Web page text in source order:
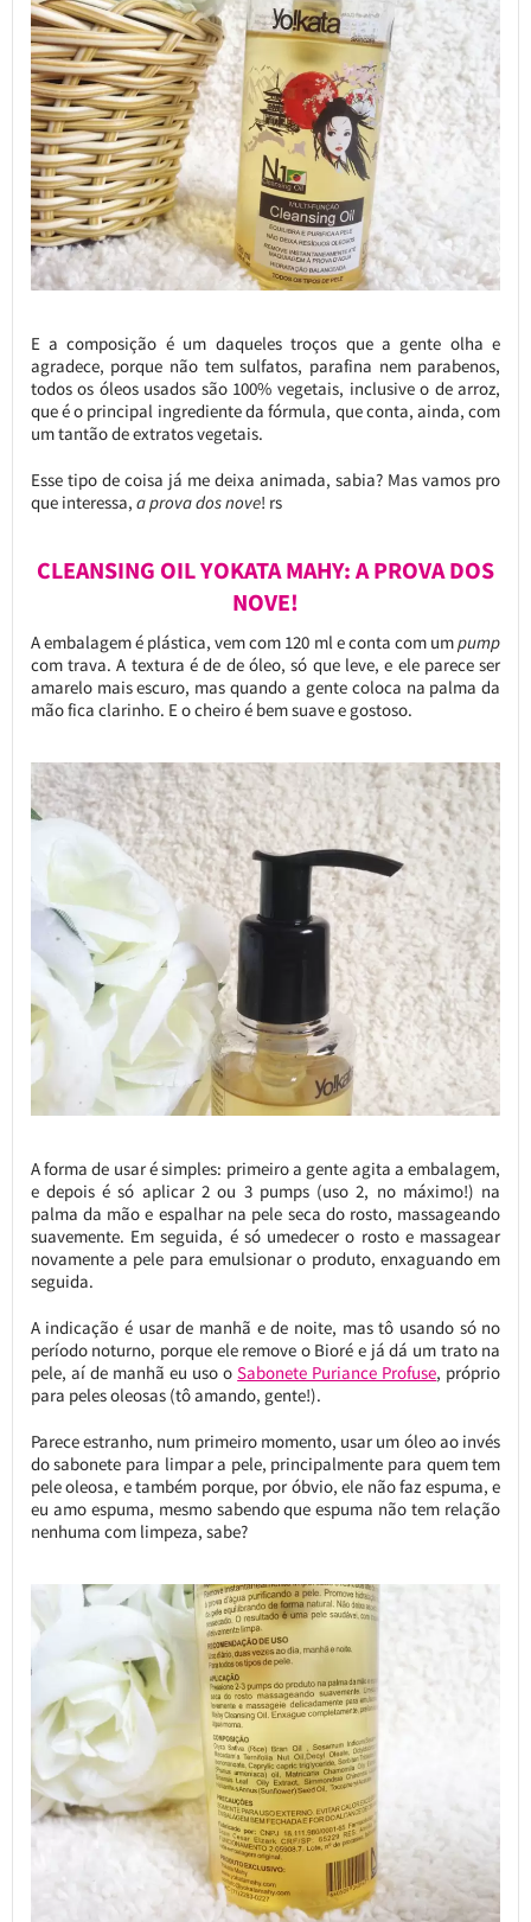
E a composição é um daqueles troços que a gente olha e
agradece, porque não tem sulfatos, parafina nem parabenos,
todos os óleos usados são 100% vegetais, inclusive o de arroz,
que é o principal ingrediente da fórmula, que conta, ainda, com
um tantão de extratos vegetais.
Esse tipo de coisa já me deixa animada, sabia? Mas vamos pro
que interessa, a prova dos nove! rs
CLEANSING OIL YOKATA MAHY: A PROVA DOS
NOVE!
A embalagem é plástica, vem com 120 ml e conta com umpump
com trava. A textura é de de óleo, só que leve, e ele parece ser
amarelo mais escuro, mas quando a gente coloca na palma da
mão fica clarinho. E o cheiro é bem suave e gostoso.
A forma de usar é simples: primeiro a gente agita a embalagem,
e depois é só aplicar 2 ou 3 pumps (uso 2, no máximo!) na
palma da mão e espalhar na pele seca do rosto, massageando
suavemente. Em seguida, é só umedecer o rosto e massagear
novamente a pele para emulsionar o produto, enxaguando em
seguida.
A indicação é usar de manhã e de noite, mas tô usando só no
período noturno, porque ele remove o Bioré e já dá um trato na
pele, aí de manhã eu uso oSabonete Puriance Profuse, próprio
para peles oleosas (tô amando, gente!).
Parece estranho, num primeiro momento, usar um óleo ao invés
do sabonete para limpar a pele, principalmente para quem tem
pele oleosa, e também porque, por óbvio, ele não faz espuma, e
eu amo espuma, mesmo sabendo que espuma não tem relação
nenhuma com limpeza, sabe?